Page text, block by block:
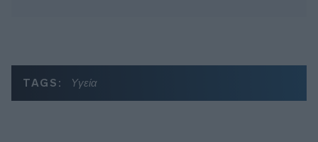
TAGS: Υγεία